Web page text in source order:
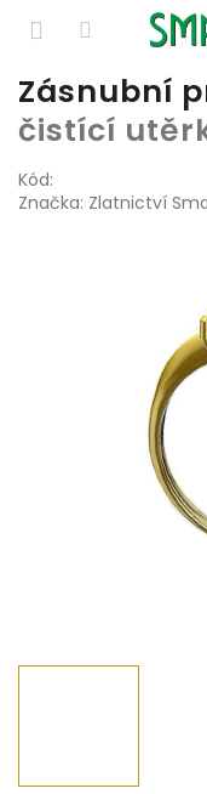
Přejít
na
obsah
Zásnubní
čistící
Kód:
Značka: Zlatnictví